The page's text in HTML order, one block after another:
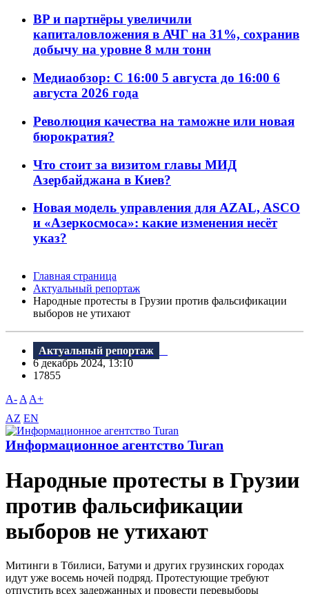
BP и партнёры увеличили
капиталовложения в АЧГ на 31%, сохранив
добычу на уровне 8 млн тонн
Медиаобзор: С 16:00 5 августа до 16:00 6
августа 2026 года
Революция качества на таможне или новая
бюрократия?
Что стоит за визитом главы МИД
Азербайджана в Киев?
Новая модель управления для AZAL, ASCO
и «Азеркосмоса»: какие изменения несёт
указ?
Главная страница
Актуальный репортаж
Народные протесты в Грузии против фальсификации
выборов не утихают
Актуальный репортаж
6 декабрь 2024, 13:10
17855
A- A A+
AZ EN
Информационное агентство Turan
Народные протесты в Грузии
против фальсификации
выборов не утихают
Митинги в Тбилиси, Батуми и других грузинских городах
идут уже восемь ночей подряд. Протестующие требуют
отпустить всех задержанных и провести перевыборы